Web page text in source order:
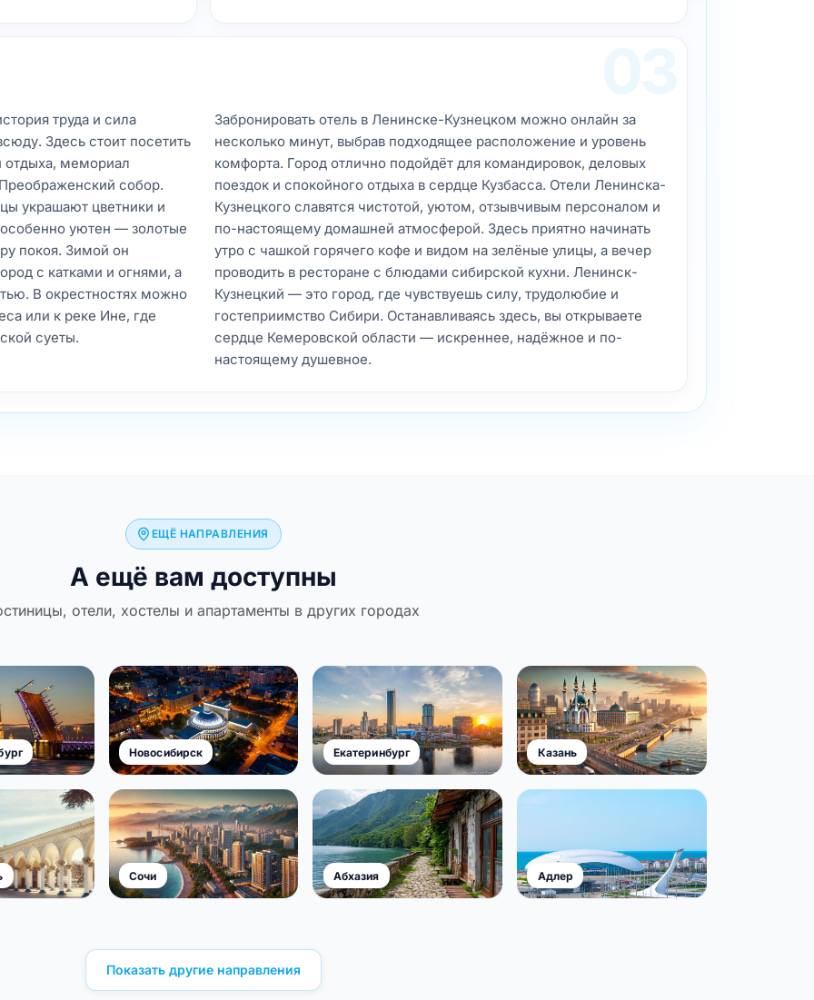
труда и сила
Здесь стоит посетить
отдыха, мемориал
собор.
украшают цветники и
уютен — золотые
покоя. Зимой он
с катками и огнями, а
В окрестностях можно
или к реке Ине, где
суеты.
Забронировать отель в Ленинске-Кузнецком можно онлайн за
несколько минут, выбрав подходящее расположение и уровень
комфорта. Город отлично подойдёт для командировок, деловых
поездок и спокойного отдыха в сердце Кузбасса. Отели Ленинска-
Кузнецкого славятся чистотой, уютом, отзывчивым персоналом и
по-настоящему домашней атмосферой. Здесь приятно начинать
утро с чашкой горячего кофе и видом на зелёные улицы, а вечер
проводить в ресторане с блюдами сибирской кухни. Ленинск-
Кузнецкий — это город, где чувствуешь силу, трудолюбие и
гостеприимство Сибири. Останавливаясь здесь, вы открываете
сердце Кемеровской области — искреннее, надёжное и по-
настоящему душевное.
ЕЩЁ НАПРАВЛЕНИЯ
А ещё вам доступны
отели, хостелы и апартаменты в других городах
Новосибирск Екатеринбург Казань
Сочи Абхазия Адлер
Показать другие направления